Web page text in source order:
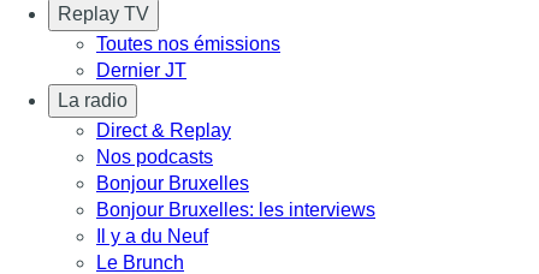
Replay TV
Toutes nos émissions
Dernier JT
La radio
Direct & Replay
Nos podcasts
Bonjour Bruxelles
Bonjour Bruxelles: les interviews
Il y a du Neuf
Le Brunch